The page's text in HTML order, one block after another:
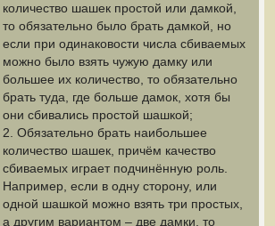
количество шашек простой или дамкой,
то обязательно было брать дамкой, но
если при одинаковости числа сбиваемых
можно было взять чужую дамку или
большее их количество, то обязательно
брать туда, где больше дамок, хотя бы
они сбивались простой шашкой;
2. Обязательно брать наибольшее
количество шашек, причём качество
сбиваемых играет подчинённую роль.
Например, если в одну сторону, или
одной шашкой можно взять три простых,
а другим вариантом – две дамки, то